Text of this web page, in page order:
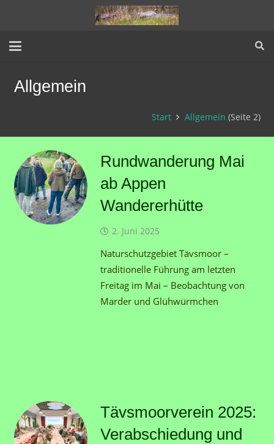
Allgemein
Start Allgemein (Seite 2)
Rundwanderung Mai
ab Appen
Wandererhütte
2. Juni 2025
Naturschutzgebiet Tävsmoor –
traditionelle Führung am letzten
Freitag im Mai – Beobachtung von
Marder und Glühwürmchen
Tävsmoorverein 2025:
Verabschiedung und